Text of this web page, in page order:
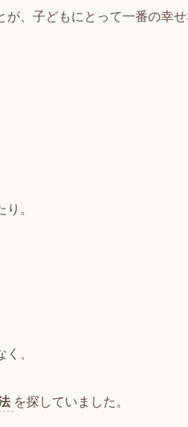
が、子どもにとって一番の幸
。
、
を探していました。